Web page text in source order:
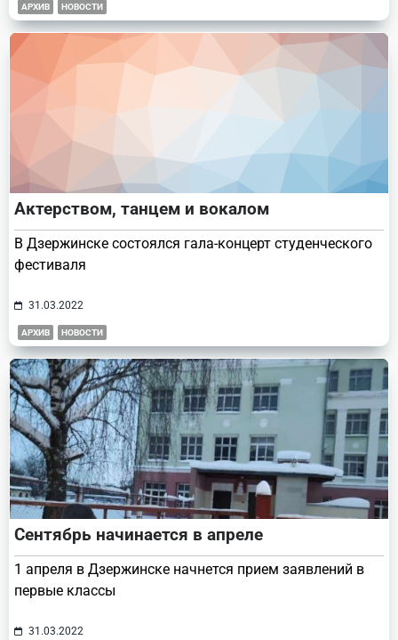
АРХИВ НОВОСТИ
Актерством, танцем и вокалом
В Дзержинске состоялся гала-концерт студенческого
фестиваля
31.03.2022
АРХИВ НОВОСТИ
Сентябрь начинается в апреле
1 апреля в Дзержинске начнется прием заявлений в
первые классы
31.03.2022